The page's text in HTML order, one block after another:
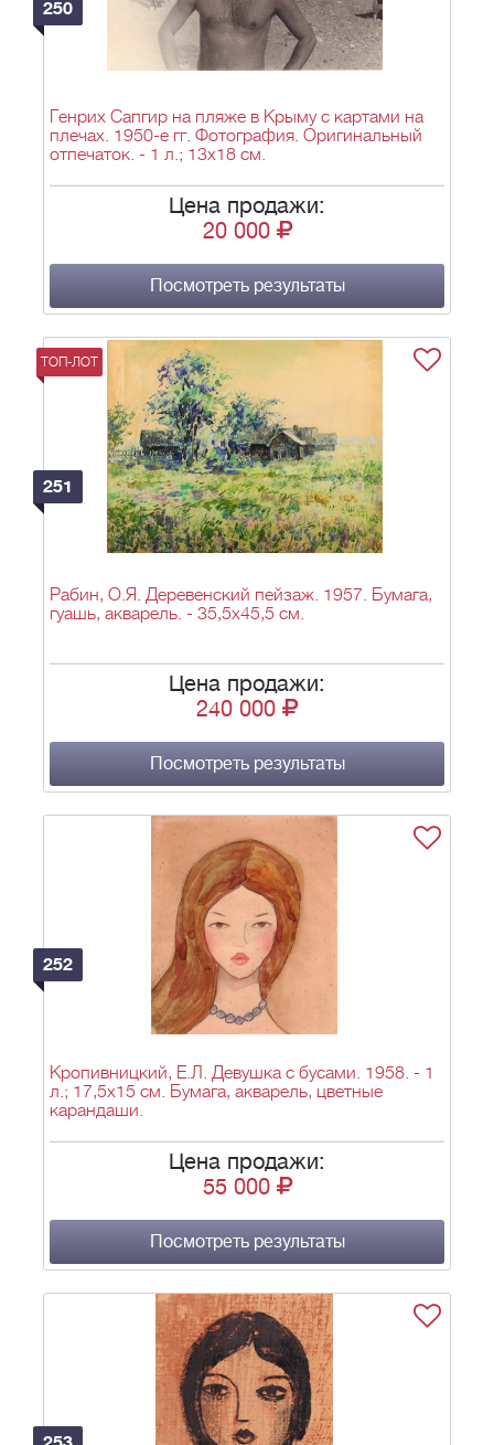
250
Генрих Сапгир на пляже в Крыму с картами на
плечах. 1950-е гг. Фотография. Оригинальный
отпечаток. - 1 л.; 13х18 см.
Цена продажи:
20 000
Посмотреть результаты
ТОП-ЛОТ
251
Рабин, О.Я. Деревенский пейзаж. 1957. Бумага,
гуашь, акварель. - 35,5х45,5 см.
Цена продажи:
240 000
Посмотреть результаты
252
Кропивницкий, Е.Л. Девушка с бусами. 1958. - 1
л.; 17,5х15 см. Бумага, акварель, цветные
карандаши.
Цена продажи:
55 000
Посмотреть результаты